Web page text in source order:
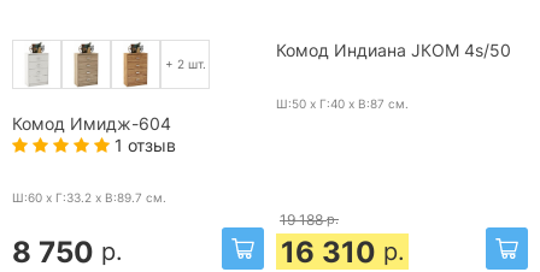
+ 2 шт.
Комод Имидж-604
1 отзыв
Ш:60 x Г:33.2 x В:89.7 см.
8 750 р.
Комод Индиана JКОМ 4s/50
Ш:50 x Г:40 x В:87 см.
19 188 р.
16 310 р.